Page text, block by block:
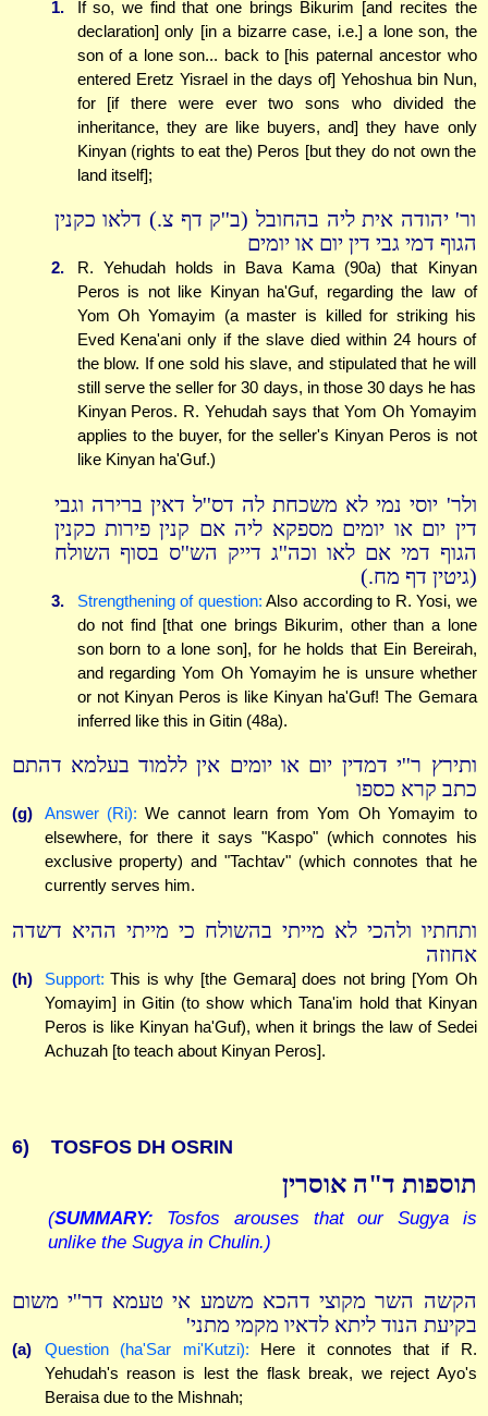
1.
If so, we find that one brings Bikurim [and recites the
declaration] only [in a bizarre case, i.e.] a lone son, the
son of a lone son... back to [his paternal ancestor who
entered Eretz Yisrael in the days of] Yehoshua bin Nun,
for [if there were ever two sons who divided the
inheritance, they are like buyers, and] they have only
Kinyan (rights to eat the) Peros [but they do not own the
land itself];
ור' יהודה אית ליה בהחובל (ב''ק דף צ.) דלאו כקנין
הגוף דמי גבי דין יום או יומים
2.
R. Yehudah holds in Bava Kama (90a) that Kinyan
Peros is not like Kinyan ha'Guf, regarding the law of
Yom Oh Yomayim (a master is killed for striking his
Eved Kena'ani only if the slave died within 24 hours of
the blow. If one sold his slave, and stipulated that he will
still serve the seller for 30 days, in those 30 days he has
Kinyan Peros. R. Yehudah says that Yom Oh Yomayim
applies to the buyer, for the seller's Kinyan Peros is not
like Kinyan ha'Guf.)
ולר' יוסי נמי לא משכחת לה דס''ל דאין ברירה וגבי
דין יום או יומים מספקא ליה אם קנין פירות כקנין
הגוף דמי אם לאו וכה''ג דייק הש''ס בסוף השולח
(גיטין דף מח.)
3. Strengthening of question: Also according to R. Yosi, we
do not find [that one brings Bikurim, other than a lone
son born to a lone son], for he holds that Ein Bereirah,
and regarding Yom Oh Yomayim he is unsure whether
or not Kinyan Peros is like Kinyan ha'Guf! The Gemara
inferred like this in Gitin (48a).
ותירץ ר''י דמדין יום או יומים אין ללמוד בעלמא דהתם
כתב קרא כספו
(g) Answer (Ri): We cannot learn from Yom Oh Yomayim to
elsewhere, for there it says "Kaspo" (which connotes his
exclusive property) and "Tachtav" (which connotes that he
currently serves him.
ותחתיו ולהכי לא מייתי בהשולח כי מייתי ההיא דשדה
אחוזה
(h) Support: This is why [the Gemara] does not bring [Yom Oh
Yomayim] in Gitin (to show which Tana'im hold that Kinyan
Peros is like Kinyan ha'Guf), when it brings the law of Sedei
Achuzah [to teach about Kinyan Peros].
6) TOSFOS DH OSRIN
תוספות ד"ה אוסרין
(SUMMARY: Tosfos arouses that our Sugya is
unlike the Sugya in Chulin.)
הקשה השר מקוצי דהכא משמע אי טעמא דר''י משום
בקיעת הנוד ליתא לדאיו מקמי מתני'
(a) Question (ha'Sar mi'Kutzi): Here it connotes that if R.
Yehudah's reason is lest the flask break, we reject Ayo's
Beraisa due to the Mishnah;